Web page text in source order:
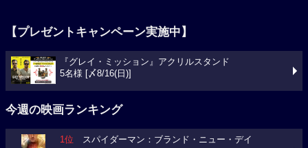
【プレゼントキャンペーン実施中】
『グレイ・ミッション』アクリルスタンド
5名様 [〆8/16(日)]
今週の映画ランキング
1位 スパイダーマン：ブランド・ニュー・デイ